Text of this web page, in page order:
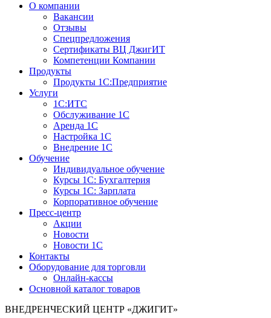
О компании
Вакансии
Отзывы
Спецпредложения
Сертификаты ВЦ ДжигИТ
Компетенции Компании
Продукты
Продукты 1С:Предприятие
Услуги
1С:ИТС
Обслуживание 1С
Аренда 1С
Настройка 1С
Внедрение 1С
Обучение
Индивидуальное обучение
Курсы 1С: Бухгалтерия
Курсы 1С: Зарплата
Корпоративное обучение
Пресс-центр
Акции
Новости
Новости 1С
Контакты
Оборудование для торговли
Онлайн-кассы
Основной каталог товаров
ВНЕДРЕНЧЕСКИЙ ЦЕНТР «ДЖИГИТ»